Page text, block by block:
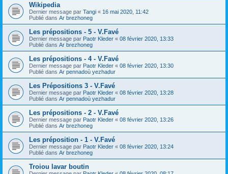
Wikipedia
Dernier message par Tangi « 16 mai 2020, 11:42
Publié dans Ar brezhoneg
Les prépositions - 5 - V.Favé
Dernier message par Paotr Kleder « 08 février 2020, 13:33
Publié dans Ar brezhoneg
Les prépositions - 4 - V.Favé
Dernier message par Paotr Kleder « 08 février 2020, 13:30
Publié dans Ar pennadoù yezhadur
Les Prépositions 3 - V.Favé
Dernier message par Paotr Kleder « 08 février 2020, 13:28
Publié dans Ar pennadoù yezhadur
Les prépositions - 2 - V.Favé
Dernier message par Paotr Kleder « 08 février 2020, 13:26
Publié dans Ar brezhoneg
Les préposition - 1 - V.Favé
Dernier message par Paotr Kleder « 08 février 2020, 13:24
Publié dans Ar brezhoneg
Troiou lavar boutin